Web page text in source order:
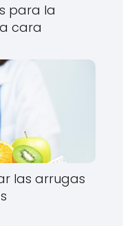
para la
cara
las arrugas